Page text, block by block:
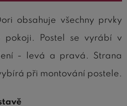
obsahuje všechny prvky
pokoji. Postel se vyrábí v
- levá a pravá. Strana
při montování postele.